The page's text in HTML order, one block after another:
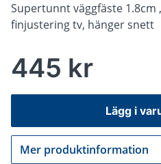
Supertunnt väggfäste
finjustering tv, hänger snett
445 kr
Lägg i
Gå till
Mer produktinformation